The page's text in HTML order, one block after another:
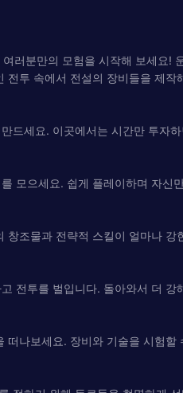
러분만의 모험을 시작해 보세
투 속에서 전설의 장비들을 제작
드세요. 이곳에서는 시간만 투자
모으세요. 쉽게 플레이하며 자신
조물과 전략적 스킬이 얼마나 강
전투를 벌입니다. 돌아와서 더
나보세요. 장비와 기술을 시험할